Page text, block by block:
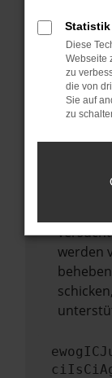
Stelle
sind.
führen,
mehr
Wenn
werden
Diese
Webseite
zu
die von
Sie auf
zu